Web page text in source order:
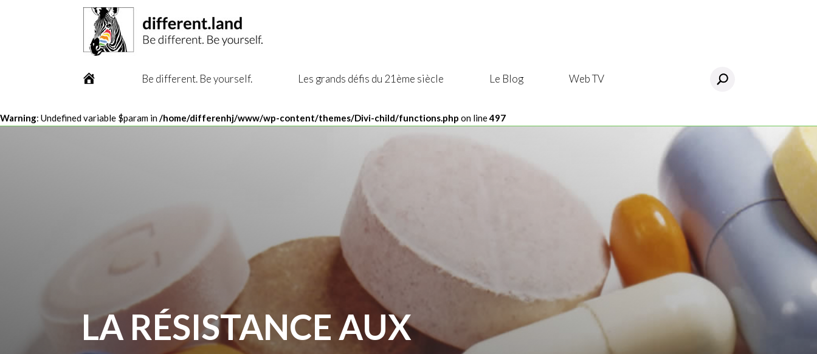
u
e
Be different. Be yourself. Les grands défis du 21ème siècle Le Blog Web TV
Warning: Undefined variable $param in/home/differenhj/www/wp-content/themes/Divi-child/functions.php on line497
LA RÉSISTANCE AUX